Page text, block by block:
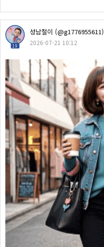
19
성남철이 (@g1776955611)
2026-07-21 10:12